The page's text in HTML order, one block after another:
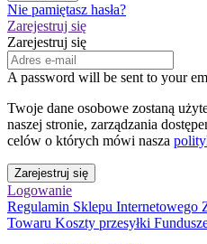
Nie pamiętasz hasła?
Zarejestruj się
Zarejestruj się
A password will be sent to your
Twoje dane osobowe zostaną
naszej stronie, zarządzania
celów o których mówi nasza
Zarejestruj się
Logowanie
Regulamin Sklepu Internetowego
Towaru Koszty przesyłki